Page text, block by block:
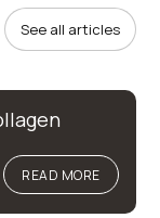
See all articles
READ MORE